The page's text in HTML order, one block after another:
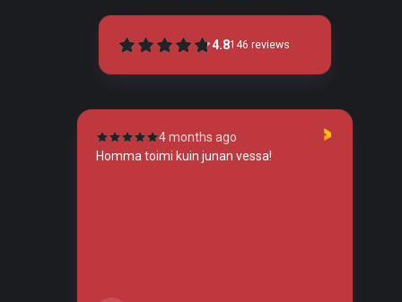
4.8146 reviews
4 months ago
Homma toimi kuin junan vessa!